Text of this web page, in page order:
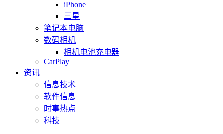
iPhone
三星
笔记本电脑
数码相机
相机电池充电器
CarPlay
资讯
信息技术
软件信息
时事热点
科技